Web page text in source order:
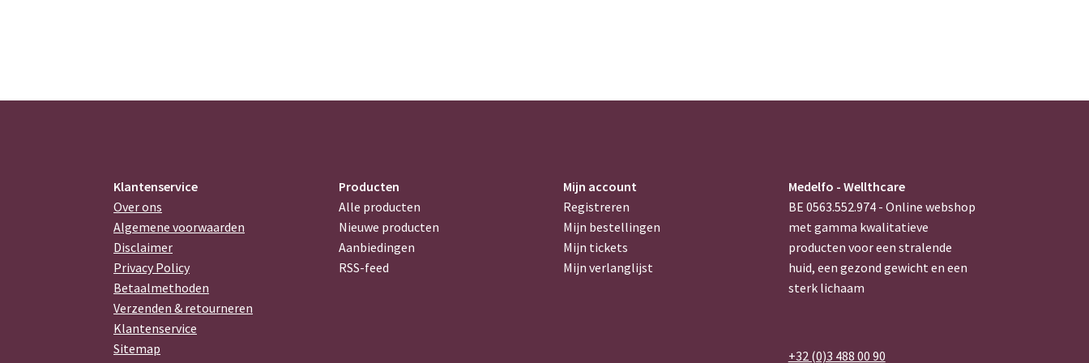
Klantenservice
Over ons
Algemene voorwaarden
Disclaimer
Privacy Policy
Betaalmethoden
Verzenden & retourneren
Klantenservice
Sitemap
Producten
Alle producten
Nieuwe producten
Aanbiedingen
RSS-feed
Mijn account
Registreren
Mijn bestellingen
Mijn tickets
Mijn verlanglijst
Medelfo - Wellthcare
BE 0563.552.974 - Online webshop
met gamma kwalitatieve
producten voor een stralende
huid, een gezond gewicht en een
sterk lichaam
+32 (0)3 488 00 90